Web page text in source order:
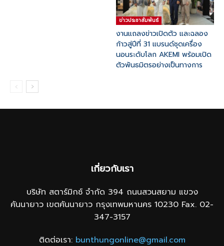
ข่าวประชาสัมพันธ์
งานแถลงข่าวเปิดตัว และฉลอง
ก้าวสู่ปีที่ 31 แบรนด์ชุดเครื่อง
นอนระดับโลก AKEMI พร้อมเปิด
ตัวพันธมิตรอย่างเป็นทางการ
เกี่ยวกับเรา
บริษัท สตาร์มิกซ์ จำกัด 394 ถนนสวนสยาม แขวง
คันนายาว เขตคันนายาว กรุงเทพมหานคร 10230 Fax. 02-
347-3157
ติดต่อเรา: bunthungonline@gmail.com